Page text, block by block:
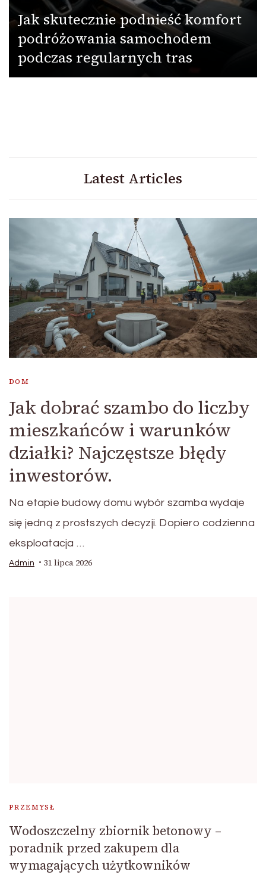
Jak skutecznie podnieść komfort
podróżowania samochodem
podczas regularnych tras
Latest Articles
DOM
Jak dobrać szambo do liczby
mieszkańców i warunków
działki? Najczęstsze błędy
inwestorów.
Na etapie budowy domu wybór szamba wydaje
się jedną z prostszych decyzji. Dopiero codzienna
eksploatacja …
Admin 31 lipca 2026
PRZEMYSŁ
Wodoszczelny zbiornik betonowy –
poradnik przed zakupem dla
wymagających użytkowników